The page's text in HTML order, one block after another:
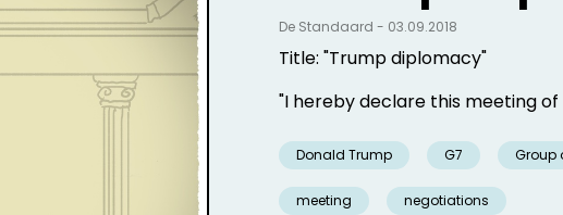
Title: "Trump diplomacy"
"I hereby declare this meeting of
Donald Trump G7 Group
meeting negotiations
De Standaard - 03.09.2018